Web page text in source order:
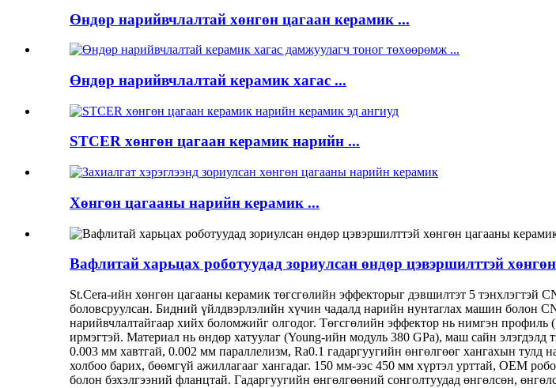
Өндөр нарийвчлалтай хөнгөн цагаан керамик ...
Өндөр нарийвчлалтай керамик хагас ...
STCER хөнгөн цагаан керамик нарийн ...
Хөнгөн цагааны нарийн керамик ...
Вафлитай харьцах роботуудад зориулсан өндөр цэвэршилттэй
St.Cera-ийн хөнгөн цагааны керамик төгсгөлийн эффекторыг дэвшилтэт 5 тэнхлэгтэй
боловсруулсан. Бидний үйлдвэрлэлийн хүчин чадалд нарийн нунтаглах машин болон
нарийвчлалтайгаар хийх боломжийг олгодог. Төгсгөлийн эффектор нь нимгэн
ирмэгтэй. Материал нь өндөр хатуулаг (Young-ийн модуль 380 GPa), маш сайн
0.003 мм хавтгай, 0.002 мм параллелизм, Ra0.1 гадаргуугийн өнгөлгөөг хангахын тулд
холбоо барих, бөөмгүй ажиллагааг хангадаг. 150 мм-ээс 450 мм хүртэл урттай, OEM
болон бэхэлгээний фланцтай. Гадаргуугийн өнгөлгөөний сонголтуудад өнгөлсөн,